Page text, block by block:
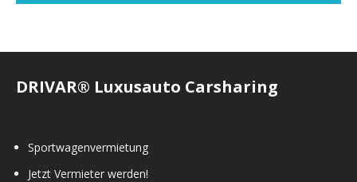
DRIVAR® Luxusauto Carsharing
Sportwagenvermietung
Jetzt Vermieter werden!